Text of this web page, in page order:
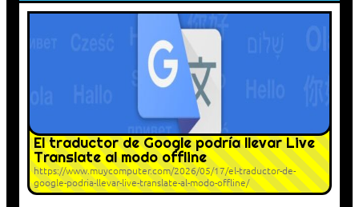
El traductor de Google podría llevar Live
Translate al modo offline
https://www.muycomputer.com/2026/05/17/el-traductor-de-
google-podria-llevar-live-translate-al-modo-offline/